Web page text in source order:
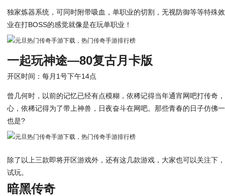
独家炼器系统，可同时附带吸血，单职业的切割，无视防御等等特殊
业在打BOSS的感觉就像是在玩单职业！
一起玩神途—80复古月卡版
开区时间：每月1号下午14点
曾几何时，以前的记忆已经有点模糊，依稀记得当年通宵网吧打传奇
心，依稀记得为了带上神兽，日夜奋斗在网吧。那些青春的日子仿佛
也是?
除了以上三款即将开区游戏外，还有这几款游戏，大家也可以关注下
试玩。
暗黑传奇